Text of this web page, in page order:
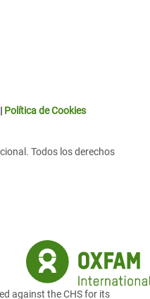
| Política de Cookies
Todos los derechos
against the CHS for its